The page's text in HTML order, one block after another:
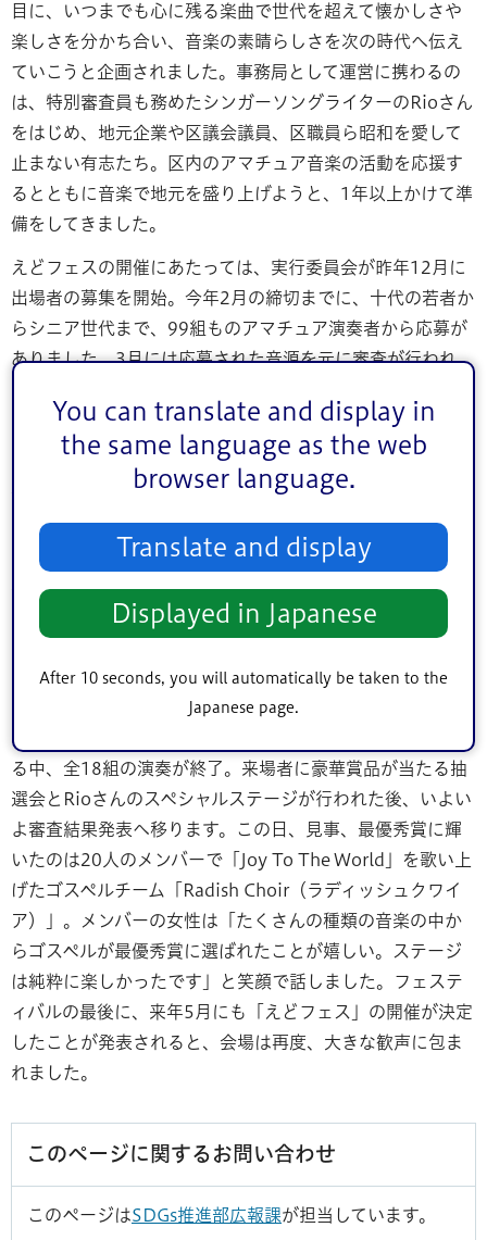
You can translate and display in
the same language as the web
browser language.
Translate and display
Displayed in Japanese
After 10 seconds, you will automatically be taken to the
Japanese page.
目に、いつまでも心に残る楽曲で世代を超えて懐かしさや
楽しさを分かち合い、音楽の素晴らしさを次の時代へ伝え
ていこうと企画されました。事務局として運営に携わるの
は、特別審査員も務めたシンガーソングライターのRioさん
をはじめ、地元企業や区議会議員、区職員ら昭和を愛して
止まない有志たち。区内のアマチュア音楽の活動を応援す
るとともに音楽で地元を盛り上げようと、1年以上かけて準
備をしてきました。
えどフェスの開催にあたっては、実行委員会が昨年12月に
出場者の募集を開始。今年2月の締切までに、十代の若者か
らシニア世代まで、99組ものアマチュア演奏者から応募が
ありました。3月には応募された音源を元に審査が行われ、
出場権を手に入れました。
当日（11日）は、島村和成（しまむらかずしげ）実行委員
会委員長の「世代を超えて懐かしさや楽しさを分かち合
い、ふるさと『えどがわ』の更なるコミュニティ作りにつ
なげよう」との挨拶からスタート。懐かしのメロディーが
次々と演奏されると、会場は自然と手拍子に包まれまし
た。途中、斉藤猛（さいとうたけし）江戸川区長が応援に
るごとに審査員からは様々な評価やアドバイスが伝えら
れ、時折飛び出すやや辛口なコメントにも参加者は真剣な
表情で聞き入っていました。大きな拍手や声援で盛り上が
る中、全18組の演奏が終了。来場者に豪華賞品が当たる抽
選会とRioさんのスペシャルステージが行われた後、いよい
よ審査結果発表へ移ります。この日、見事、最優秀賞に輝
いたのは20人のメンバーで「Joy To The World」を歌い上
げたゴスペルチーム「Radish Choir（ラディッシュクワイ
ア）」。メンバーの女性は「たくさんの種類の音楽の中か
らゴスペルが最優秀賞に選ばれたことが嬉しい。ステージ
は純粋に楽しかったです」と笑顔で話しました。フェステ
ィバルの最後に、来年5月にも「えどフェス」の開催が決定
したことが発表されると、会場は再度、大きな歓声に包ま
れました。
このページに関するお問い合わせ
このページはSDGs推進部広報課が担当しています。